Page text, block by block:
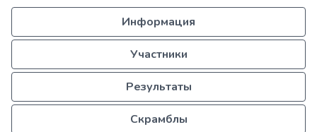
Информация
Участники
Результаты
Скрамблы